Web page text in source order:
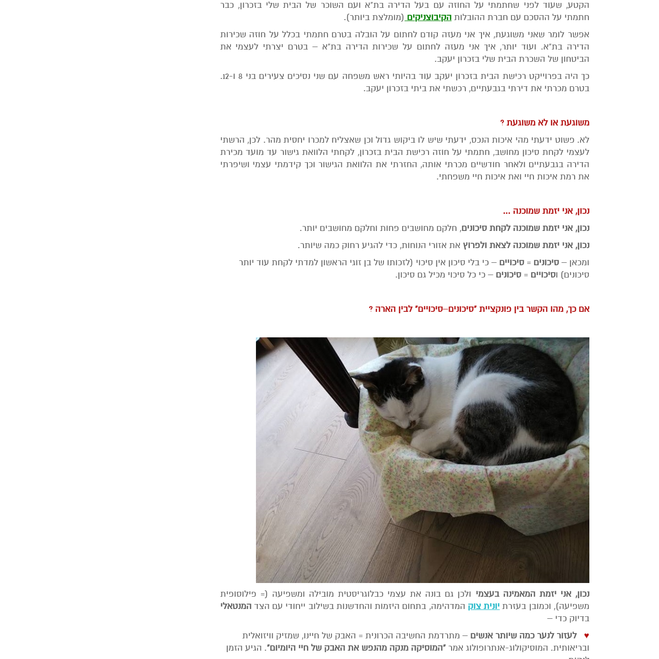
הקטע, שעוד לפני שחתמתי על החוזה עם בעל הדירה בת"א ועם השוכר של הבית שלי בזכרון, כבר
חתמתי על ההסכם עם חברת ההובלות הקיבוצניקים (מומלצת ביותר).
אפשר לומר שאני משוגעת, איך אני מעזה קודם לחתום על הובלה בטרם חתמתי בכלל על חוזה שכירות
הדירה בת"א. ועוד יותר, איך אני מעזה לחתום על שכירות הדירה בת"א – בטרם יצרתי לעצמי את
הביטחון של השכרת הבית שלי בזכרון יעקב.
כך היה בפרוייקט רכישת הבית בזכרון יעקב עוד בהיותי ראש משפחה עם שני נסיכים צעירים בני 8 ו-12.
בטרם מכרתי את דירתי בגבעתיים, רכשתי את ביתי בזכרון יעקב.
משוגעת או לא משוגעת ?
לא. פשוט ידעתי מהי איכות הנכס, ידעתי שיש לו ביקוש גדול וכן שאצליח למכרו יחסית מהר. לכן, הרשתי
לעצמי לקחת סיכון מחושב, חתמתי על חוזה רכישת הבית בזכרון, לקחתי הלוואת גישור עד מועד מכירת
הדירה בגבעתיים ולאחר חודשיים מכרתי אותה, החזרתי את הלוואת הגישור וכך קידמתי עצמי ושיפרתי
את רמת איכות חיי ואת איכות חיי משפחתי.
נכון, אני יזמת שמוכנה …
נכון, אני יזמת שמוכנה לקחת סיכונים, חלקם מחושבים פחות וחלקם מחושבים יותר.
נכון, אני יזמת שמוכנה לצאת ולפרוץ את אזורי הנוחות, כדי להגיע רחוק כמה שיותר.
ומכאן – סיכונים = סיכויים – כי בלי סיכון אין סיכוי (לזכותו של בן זוגי הראשון למדתי לקחת עוד יותר
סיכונים) וסיכויים = סיכונים – כי כל סיכוי מכיל גם סיכון.
אם כך, מהו הקשר בין פונקציית "סיכונים–סיכויים" לבין הארה ?
נכון, אני יזמת המאמינה בעצמי ולכן גם בונה את עצמי כבלוגריסטית מובילה ומשפיעה (= פילוסופית
משפיעה), וכמובן בעזרת יונית צוק המדהימה, בתחום היזמות והחדשנות בשילוב ייחודי עם הצדהמנטאלי
בדיוק כדי –
♥לעזור לנער כמה שיותר אנשים – מתרדמת החשיבה הכרונית = האבק של חיינו, שמזיק וויזואלית
ובריאותית. המוסיקולוג-אנתרופולוג אמר "המוסיקה מנקה מהנפש את האבק של חיי היומיום". הגיע הזמן